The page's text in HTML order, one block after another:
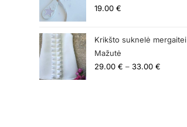
19.00€
Krikšto suknelė mergaitei
Mažutė
29.00€ – 33.00€